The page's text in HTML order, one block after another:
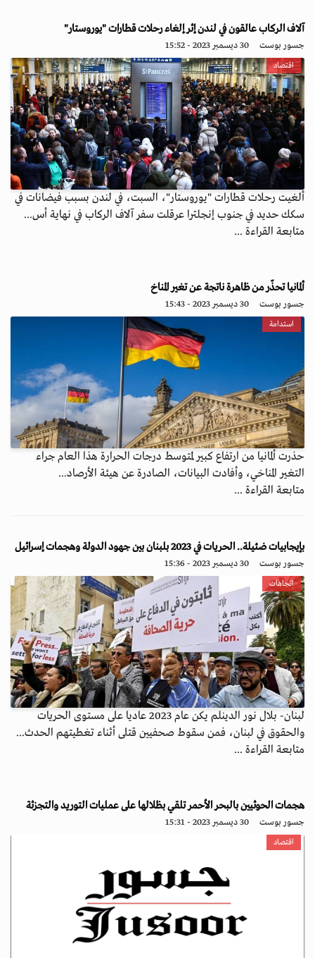
آلاف الركاب عالقون في لندن إثر إلغاء رحلات قطارات "يوروستار"
جسور بوست 30 ديسمبر 2023 - 15:52
اقتصاد
ألغيت رحلات قطارات "يوروستار"، السبت، في لندن بسبب فيضانات في
سكك حديد في جنوب إنجلترا عرقلت سفر آلاف الركاب في نهاية أس...
متابعة القراءة ...
ألمانيا تحذّر من ظاهرة ناتجة عن تغير المناخ
جسور بوست 30 ديسمبر 2023 - 15:43
استدامة
حذرت ألمانيا من ارتفاع كبير لمتوسط درجات الحرارة هذا العام جراء
التغير المناخي، وأفادت البيانات، الصادرة عن هيئة الأرصاد...
متابعة القراءة ...
بإيجابيات ضئيلة.. الحريات في 2023 بلبنان بين جهود الدولة وهجمات إسرائيل
جسور بوست 30 ديسمبر 2023 - 15:36
اتجاهات
لبنان- بلال نور الدينلم يكن عام 2023 عاديا على مستوى الحريات
والحقوق في لبنان، فمن سقوط صحفيين قتلى أثناء تغطيتهم الحدث...
متابعة القراءة ...
هجمات الحوثيين بالبحر الأحمر تلقي بظلالها على عمليات التوريد والتجزئة
جسور بوست 30 ديسمبر 2023 - 15:31
اقتصاد